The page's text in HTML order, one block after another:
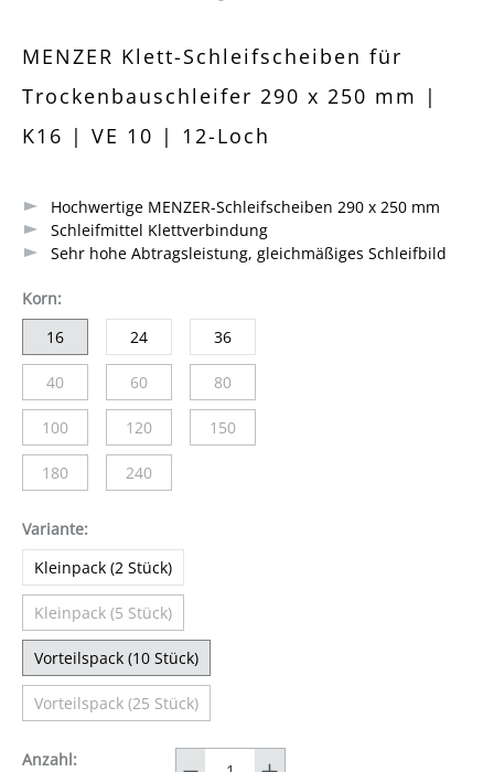
MENZER Klett-Schleifscheiben für
Trockenbauschleifer 290 x 250 mm |
K16 | VE 10 | 12-Loch
Hochwertige MENZER-Schleifscheiben 290 x 250 mm
Schleifmittel Klettverbindung
Sehr hohe Abtragsleistung, gleichmäßiges Schleifbild
Kornauswählen
:
16
24 36
40(Diese Option ist zurzeit nicht verfügbar.)
60(Diese Option ist zurzeit nicht verfügbar.)
80(Diese Option ist zurzeit nicht verfügbar.)
100(Diese Option ist zurzeit nicht verfügbar.)
120(Diese Option ist zurzeit nicht verfügbar.)
150(Diese Option ist zurzeit nicht verfügbar.)
180(Diese Option ist zurzeit nicht verfügbar.)
240(Diese Option ist zurzeit nicht verfügbar.)
Varianteauswählen
:
Kleinpack (2 Stück)
Kleinpack (5 Stück)(Diese Option ist zurzeit nicht verfügbar.)
Vorteilspack (10 Stück)
Vorteilspack (25 Stück)(Diese Option ist zurzeit nicht verfügbar.)
Anzahl: